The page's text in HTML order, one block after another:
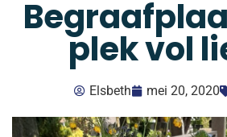
plek vol
Elsbeth mei 20, 2020